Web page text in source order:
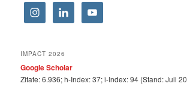
IMPACT 2026
Google Scholar
Zitate: 6.936; h-Index: 37; i-Index: 94 (Stand: Juli